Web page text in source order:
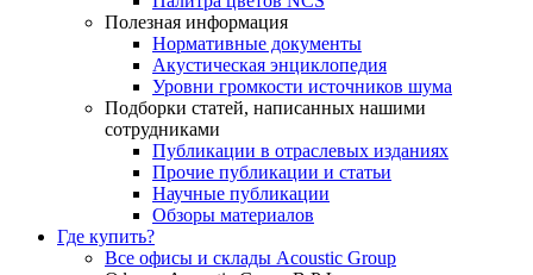
Полезная информация
Нормативные документы
Акустическая энциклопедия
Уровни громкости источников шума
Подборки статей, написанных нашими
сотрудниками
Публикации в отраслевых изданиях
Прочие публикации и статьи
Научные публикации
Обзоры материалов
Где купить?
Все офисы и склады Acoustic Group